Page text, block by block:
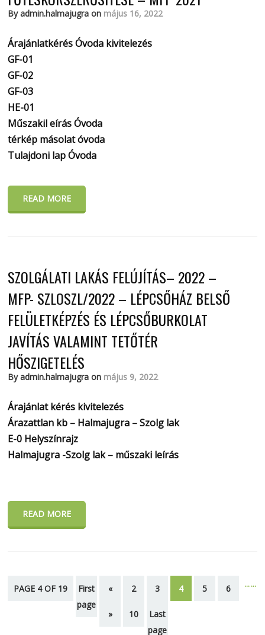
By admin.halmajugra on május 16, 2022
Árajánlatkérés Óvoda kivitelezés
GF-01
GF-02
GF-03
HE-01
Műszakil eírás Óvoda
térkép másolat óvoda
Tulajdoni lap Óvoda
READ MORE
SZOLGÁLATI LAKÁS FELÚJÍTÁS– 2022 –
MFP- SZLOSZL/2022 – LÉPCSŐHÁZ BELSŐ
FELÜLETKÉPZÉS ÉS LÉPCSŐBURKOLAT
JAVÍTÁS VALAMINT TETŐTÉR
HŐSZIGETELÉS
By admin.halmajugra on május 9, 2022
Árajánlat kérés kivitelezés
Árazattlan kb – Halmajugra – Szolg lak
E-0 Helyszínrajz
Halmajugra -Szolg lak – műszaki leírás
READ MORE
PAGE 4 OF 19
First
page
...
« 2 3 4 5 6
» 10
...
Last
page